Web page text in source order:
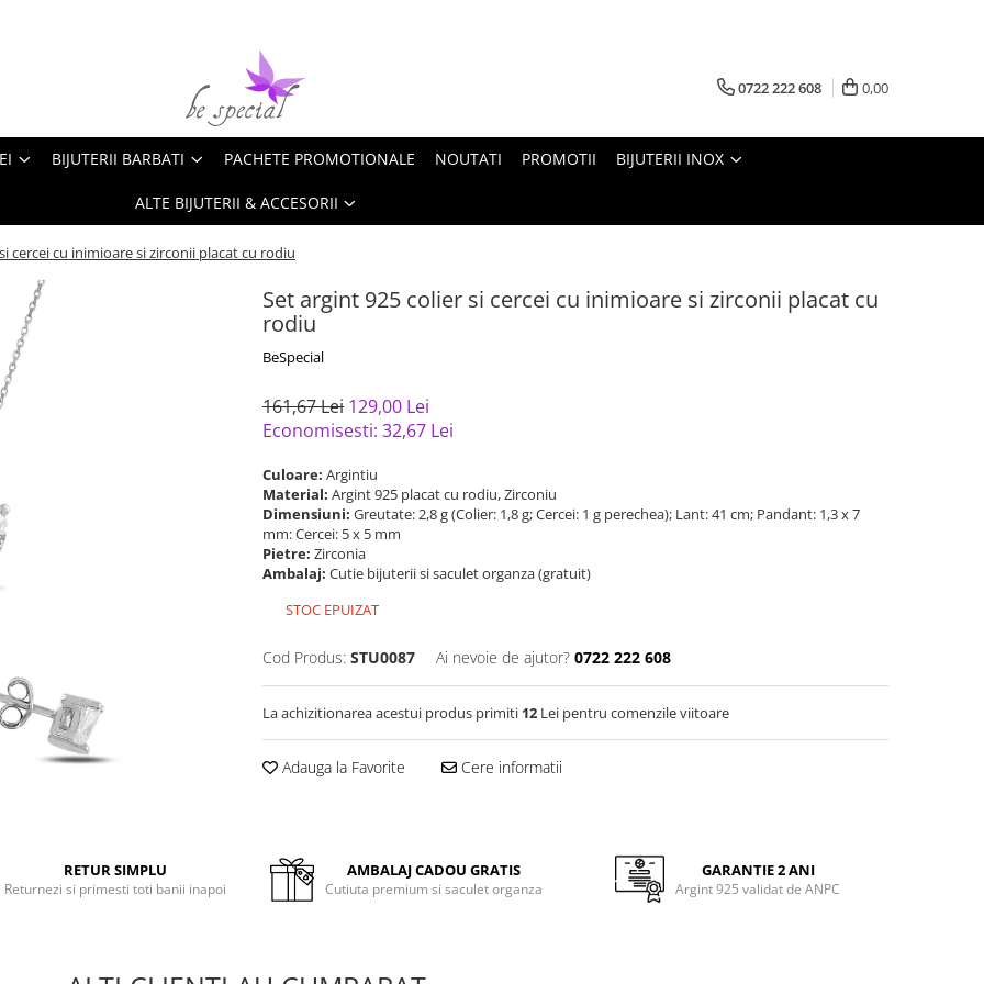
0722 222 608 0,00
BIJUTERII BARBATI PACHETE PROMOTIONALE NOUTATI PROMOTII BIJUTERII INOX
ALTE BIJUTERII & ACCESORII
cercei cu inimioare si zirconii placat cu rodiu
Set argint 925 colier si cercei cu inimioare si zirconii placat cu
rodiu
BeSpecial
161,67 Lei 129,00 Lei
Economisesti: 32,67 Lei
Culoare: Argintiu
Material: Argint 925 placat cu rodiu, Zirconiu
Dimensiuni: Greutate: 2,8 g (Colier: 1,8 g; Cercei: 1 g perechea); Lant: 41 cm; Pandant: 1,3 x 7
mm: Cercei: 5 x 5 mm
Pietre: Zirconia
Ambalaj: Cutie bijuterii si saculet organza (gratuit)
STOC EPUIZAT
Cod Produs: STU0087 Ai nevoie de ajutor? 0722 222 608
La achizitionarea acestui produs primiti 12 Lei pentru comenzile viitoare
Adauga la Favorite Cere informatii
RETUR SIMPLU
Returnezi si primesti toti banii inapoi
AMBALAJ CADOU GRATIS
Cutiuta premium si saculet organza
GARANTIE 2 ANI
Argint 925 validat de ANPC